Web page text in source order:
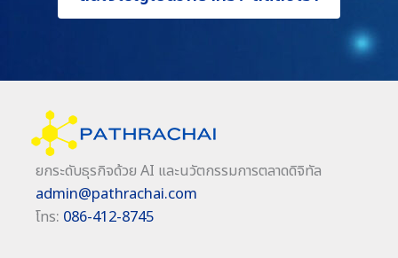
ยกระดับธุรกิจด้วย AI และนวัตกรรมการตลาดดิจิทัล
admin@pathrachai.com
โทร: 086-412-8745